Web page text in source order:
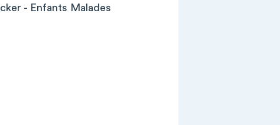
- Enfants Malades